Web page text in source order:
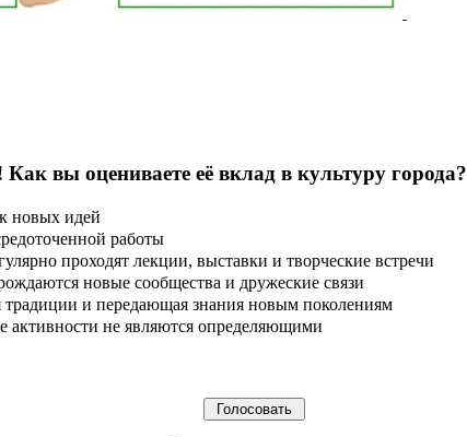
вы оцениваете её вклад в культуру города?
новых идей
работы
проходят лекции, выставки и творческие встречи
новые сообщества и дружеские связи
традиции и передающая знания новым поколениям
активности не являются определяющими